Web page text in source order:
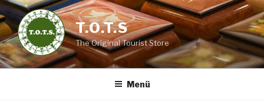
Zum
Inhalt
springen
T.O.T.S
The Original Tourist Store
Menü